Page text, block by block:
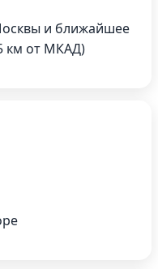
и ближайшее
км от МКАД)